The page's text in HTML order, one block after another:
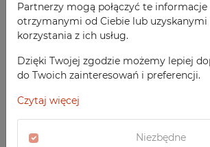
Partnerzy mogą połączyć te
otrzymanymi od Ciebie lub uzyskanymi
korzystania z ich usług.
Dzięki Twojej zgodzie możemy lepiej
do Twoich zainteresowań i preferencji.
Czytaj więcej
Niezbędne
Meble socjalne
Sportowe
Medyczne
Z nadrukiem
OBSERWOWANE
LOGOWANIE
23 czerwca 2025
Data ostatniej
19 lipca 2025
Uwarunkowania
Strona internetowa techmark-
podlega obowiązkowi zapewnienia